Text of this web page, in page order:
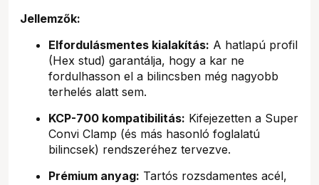
Jellemzők:
Elfordulásmentes kialakítás: A hatlapú profil
(Hex stud) garantálja, hogy a kar ne
fordulhasson el a bilincsben még nagyobb
terhelés alatt sem.
KCP-700 kompatibilitás: Kifejezetten a Super
Convi Clamp (és más hasonló foglalatú
bilincsek) rendszeréhez tervezve.
Prémium anyag: Tartós rozsdamentes acél,